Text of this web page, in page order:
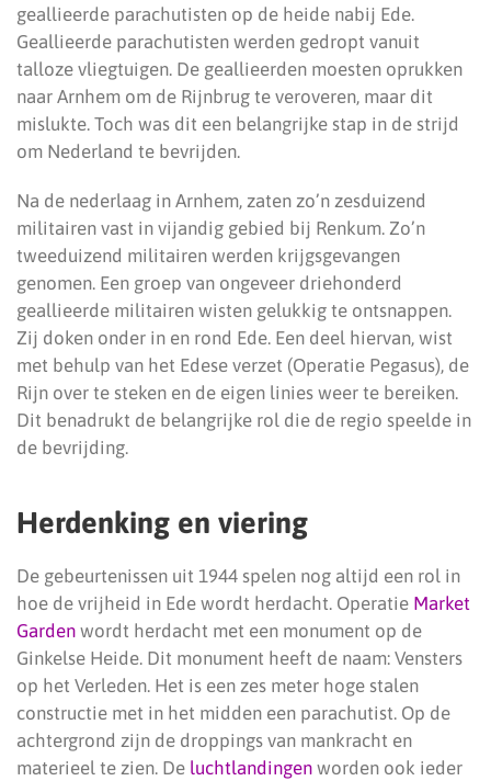
geallieerde parachutisten op de heide nabij Ede.
Geallieerde parachutisten werden gedropt vanuit
talloze vliegtuigen. De geallieerden moesten oprukken
naar Arnhem om de Rijnbrug te veroveren, maar dit
mislukte. Toch was dit een belangrijke stap in de strijd
om Nederland te bevrijden.
Na de nederlaag in Arnhem, zaten zo’n zesduizend
militairen vast in vijandig gebied bij Renkum. Zo’n
tweeduizend militairen werden krijgsgevangen
genomen. Een groep van ongeveer driehonderd
geallieerde militairen wisten gelukkig te ontsnappen.
Zij doken onder in en rond Ede. Een deel hiervan, wist
met behulp van het Edese verzet (Operatie Pegasus), de
Rijn over te steken en de eigen linies weer te bereiken.
Dit benadrukt de belangrijke rol die de regio speelde in
de bevrijding.
Herdenking en viering
De gebeurtenissen uit 1944 spelen nog altijd een rol in
hoe de vrijheid in Ede wordt herdacht. Operatie Market
Garden wordt herdacht met een monument op de
Ginkelse Heide. Dit monument heeft de naam: Vensters
op het Verleden. Het is een zes meter hoge stalen
constructie met in het midden een parachutist. Op de
achtergrond zijn de droppings van mankracht en
materieel te zien. De luchtlandingen worden ook ieder